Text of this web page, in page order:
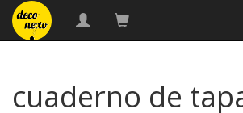
cuaderno de